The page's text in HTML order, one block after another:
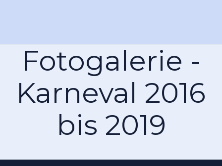
Fotogalerie -
Karneval 2016
bis 2019